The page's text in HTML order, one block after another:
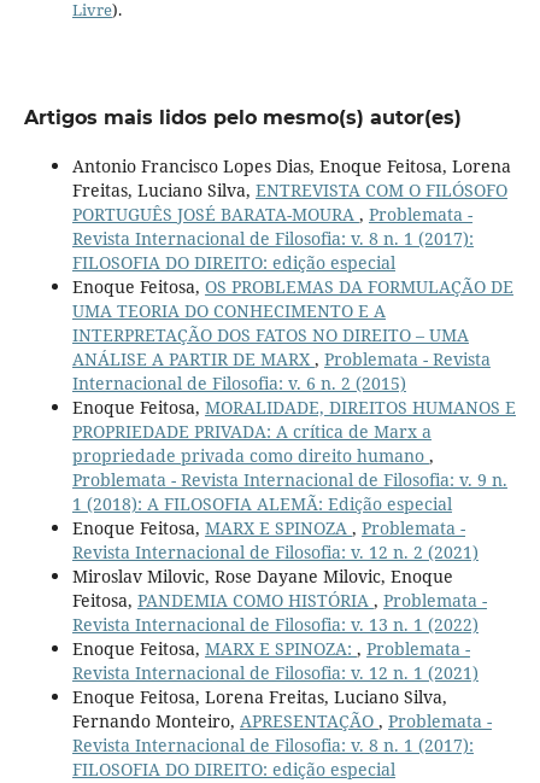
Livre).
Artigos mais lidos pelo mesmo(s) autor(es)
Antonio Francisco Lopes Dias, Enoque Feitosa, Lorena
Freitas, Luciano Silva, ENTREVISTA COM O FILÓSOFO
PORTUGUÊS JOSÉ BARATA-MOURA , Problemata -
Revista Internacional de Filosofia: v. 8 n. 1 (2017):
FILOSOFIA DO DIREITO: edição especial
Enoque Feitosa, OS PROBLEMAS DA FORMULAÇÃO DE
UMA TEORIA DO CONHECIMENTO E A
INTERPRETAÇÃO DOS FATOS NO DIREITO – UMA
ANÁLISE A PARTIR DE MARX , Problemata - Revista
Internacional de Filosofia: v. 6 n. 2 (2015)
Enoque Feitosa, MORALIDADE, DIREITOS HUMANOS E
PROPRIEDADE PRIVADA: A crítica de Marx a
propriedade privada como direito humano ,
Problemata - Revista Internacional de Filosofia: v. 9 n.
1 (2018): A FILOSOFIA ALEMÃ: Edição especial
Enoque Feitosa, MARX E SPINOZA , Problemata -
Revista Internacional de Filosofia: v. 12 n. 2 (2021)
Miroslav Milovic, Rose Dayane Milovic, Enoque
Feitosa, PANDEMIA COMO HISTÓRIA , Problemata -
Revista Internacional de Filosofia: v. 13 n. 1 (2022)
Enoque Feitosa, MARX E SPINOZA: , Problemata -
Revista Internacional de Filosofia: v. 12 n. 1 (2021)
Enoque Feitosa, Lorena Freitas, Luciano Silva,
Fernando Monteiro, APRESENTAÇÃO , Problemata -
Revista Internacional de Filosofia: v. 8 n. 1 (2017):
FILOSOFIA DO DIREITO: edição especial